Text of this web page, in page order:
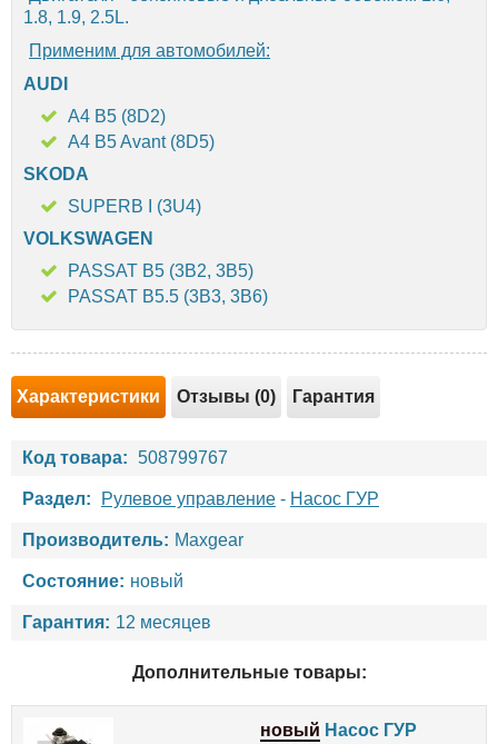
1.8, 1.9, 2.5L.
Применим для автомобилей:
AUDI
A4 B5 (8D2)
A4 B5 Avant (8D5)
SKODA
SUPERB I (3U4)
VOLKSWAGEN
PASSAT B5 (3B2, 3B5)
PASSAT B5.5 (3B3, 3B6)
Характеристики Отзывы (0) Гарантия
Код товара: 508799767
Раздел: Рулевое управление - Насос ГУР
Производитель: Maxgear
Состояние: новый
Гарантия: 12 месяцев
Дополнительные товары:
новый Насос ГУР